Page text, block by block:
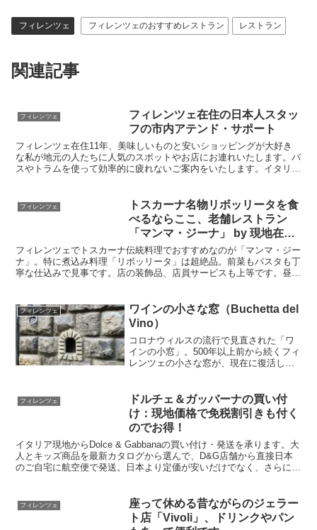
フィレンツェ フィレンツェのおすすめレストラン レストラン
関連記事
フィレンツェ
フィレンツェ在住の日本人スタッ
フの市内アテンド・サポート
フィレンツェ在住11年、美味しいものと安いショッピングが大好き
な私が地元の人たちに人気のスポットやお店にお連れいたします。バ
スやトラムを使って効率的に疲れないご案内をいたします。イタリア
フィレンツェ
トスカーナ名物リボッリータを食
べるならここ、老舗レストラン
「マンマ・ジーナ」 by 現地在住
者
フィレンツェでトスカーナ伝統料理でおすすめなのが「マンマ・ジー
ナ」。特に煮込み料理「リボッリータ」は超絶品。前菜もパスタも丁
寧な仕込みで見事です。店の装飾品、店員サービスも上等です。昼か
フィレンツェ
ワインの小さな窓（Buchetta del
Vino）
コロナウィルスの流行で見直された「ワ
インの小窓」。500年以上前から続くフィ
レンツェの小さな窓が、現在に復活しま
高。フィレンツェに来たらワインの小窓
巡りをしてみてください。
フィレンツェ
ドルチェ＆ガッバーナの買い付
け：現地価格で免税割引きも付く
のでお得！
イタリア現地からDolce & Gabbanaの買い付け・発送を承ります。大
人とキッズ商品を最新カタログから選んで、D&G店舗から直接日本
のご自宅に航空便で発送。日本より定価が安いだけでなく、さらにイ
フィレンツェ
座って休める昔ながらのジェラー
ト店「Vivoli」、ドリンクやパン